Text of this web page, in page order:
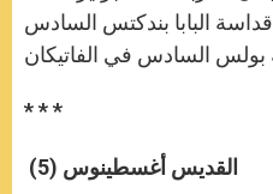
r
قداسة البابا بندكتس السادس
* * *
القديس أغسطينوس (5)